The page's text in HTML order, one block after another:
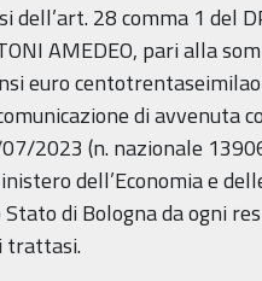
dell’art. 28 comma 1 del
AMEDEO, pari alla
euro
di avvenuta
2023 (n. nazionale
dell’Economia e
di Bologna da ogni
trattasi.